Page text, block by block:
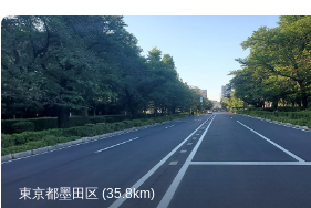
東京都墨田区 (35.8km)